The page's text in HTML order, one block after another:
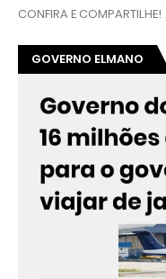
CONFIRA E COMPARTILHE!
GOVERNO ELMANO